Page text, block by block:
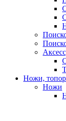
Ножи,
Ножи